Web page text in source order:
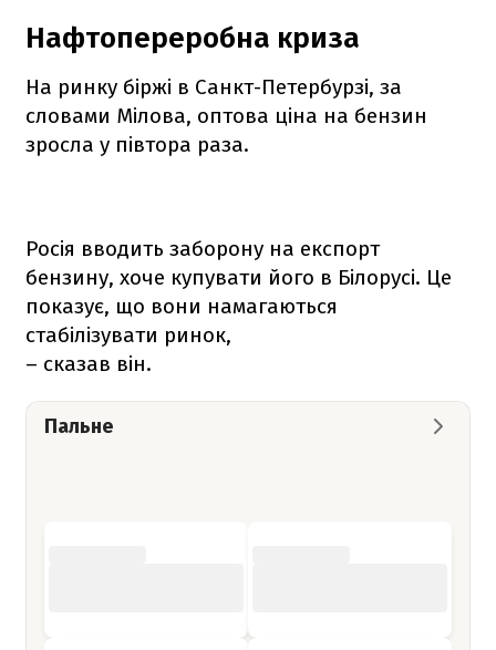
Нафтопереробна криза
На ринку біржі в Санкт-Петербурзі, за
словами Мілова, оптова ціна на бензин
зросла у півтора раза.
Росія вводить заборону на експорт
бензину, хоче купувати його в Білорусі. Це
показує, що вони намагаються
стабілізувати ринок,
– сказав він.
Пальне